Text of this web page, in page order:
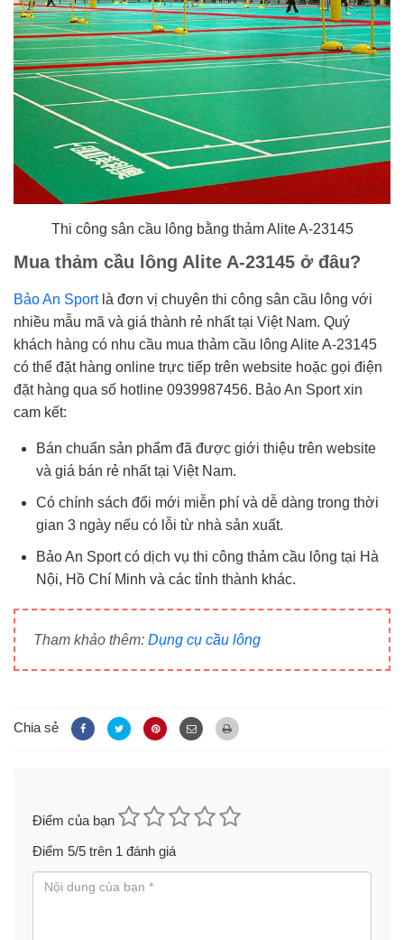
Thi công sân cầu lông bằng thảm Alite A-23145
Mua thảm cầu lông Alite A-23145 ở đâu?
Bảo An Sportlà đơn vị chuyên thi công sân cầu lông với
nhiều mẫu mã và giá thành rẻ nhất tại Việt Nam. Quý
khách hàng có nhu cầu mua thảm cầu lông Alite A-23145
có thể đặt hàng online trực tiếp trên website hoặc gọi điện
đặt hàng qua số hotline 0939987456. Bảo An Sport xin
cam kết:
Bán chuẩn sản phẩm đã được giới thiệu trên website
và giá bán rẻ nhất tại Việt Nam.
Có chính sách đổi mới miễn phí và dễ dàng trong thời
gian 3 ngày nếu có lỗi từ nhà sản xuất.
Bảo An Sport có dịch vụ thi công thảm cầu lông tại Hà
Nội, Hồ Chí Minh và các tỉnh thành khác.
Tham khảo thêm: Dụng cụ cầu lông
Chia sẻ
Điểm của bạn
Điểm 5/5 trên 1 đánh giá